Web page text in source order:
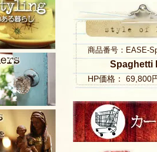
商品番号：EASE-
Spaghetti
HP価格： 69,800